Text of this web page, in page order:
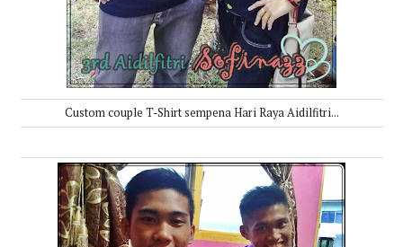
Custom couple T-Shirt sempena Hari Raya Aidilfitri...